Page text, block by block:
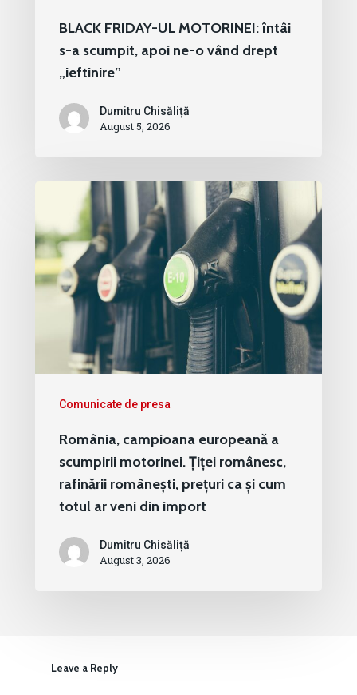
BLACK FRIDAY-UL MOTORINEI: întâi
s-a scumpit, apoi ne-o vând drept
„ieftinire”
Dumitru Chisăliță
August 5, 2026
Comunicate de presa
România, campioana europeană a
scumpirii motorinei. Țiței românesc,
rafinării românești, prețuri ca și cum
totul ar veni din import
Dumitru Chisăliță
August 3, 2026
Leave a Reply